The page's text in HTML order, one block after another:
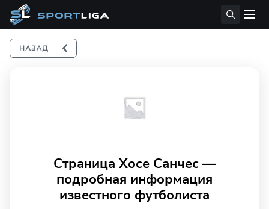
Страница Хосе Санчес —
подробная информация
известного футболиста